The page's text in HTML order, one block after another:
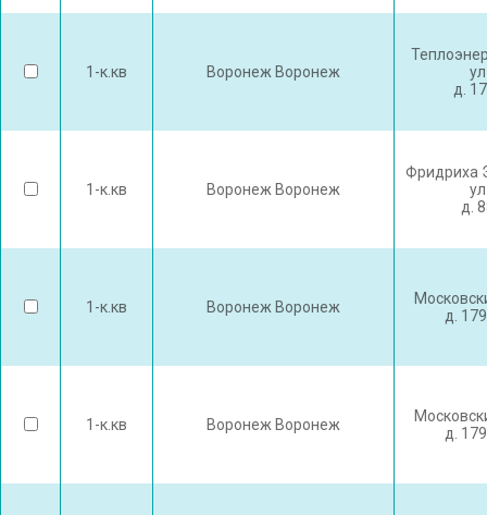
1-к.кв Воронеж Воронеж
ул
д.
1-к.кв Воронеж Воронеж
Фридриха
ул
д.
1-к.кв Воронеж Воронеж
д.
1-к.кв Воронеж Воронеж
д.